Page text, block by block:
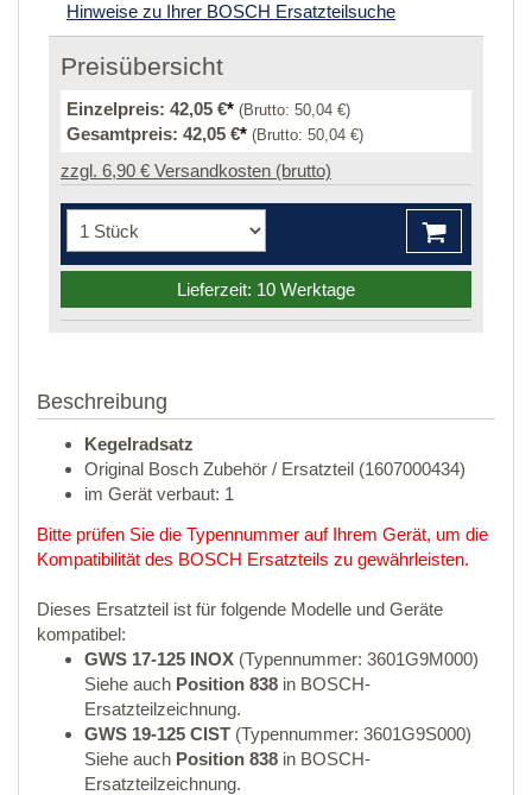
Hinweise zu Ihrer BOSCH Ersatzteilsuche
Preisübersicht
Einzelpreis: 42,05 €* (Brutto: 50,04 €)
Gesamtpreis: 42,05 €* (Brutto: 50,04 €)
zzgl. 6,90 € Versandkosten (brutto)
Lieferzeit: 10 Werktage
Beschreibung
Kegelradsatz
Original Bosch Zubehör / Ersatzteil (1607000434)
im Gerät verbaut: 1
Bitte prüfen Sie die Typennummer auf Ihrem Gerät, um die
Kompatibilität des BOSCH Ersatzteils zu gewährleisten.
Dieses Ersatzteil ist für folgende Modelle und Geräte
kompatibel:
GWS 17-125 INOX (Typennummer: 3601G9M000)
Siehe auch Position 838 in BOSCH-
Ersatzteilzeichnung.
GWS 19-125 CIST (Typennummer: 3601G9S000)
Siehe auch Position 838 in BOSCH-
Ersatzteilzeichnung.